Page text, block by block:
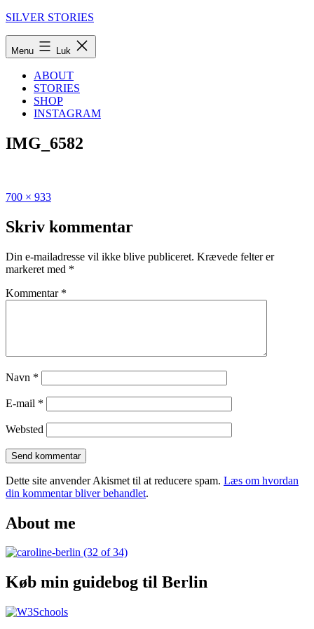
Fortsæt
SILVER STORIES
Menu Luk
ABOUT
STORIES
SHOP
INSTAGRAM
IMG_6582
Udgivet
Jeg
er
i
et
mod
Fuld
700 × 933
Skriv kommentar
Din e-mailadresse vil ikke blive publiceret. Krævede felter er
markeret med *
Kommentar *
Navn *
E-mail *
Websted
Dette site anvender Akismet til at reducere spam. Læs om hvordan
din kommentar bliver behandlet.
About me
Køb min guidebog til Berlin